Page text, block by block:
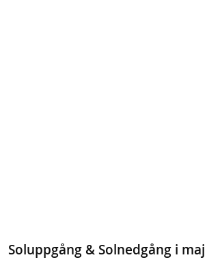
Soluppgång & Solnedgång i maj